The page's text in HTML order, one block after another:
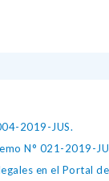
2019-JUS.
N° 021-2019-
en el Portal